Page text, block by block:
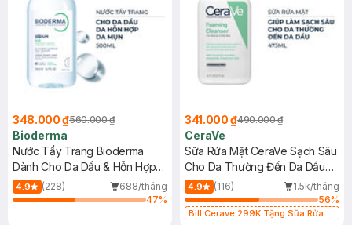
348.000 ₫560.000 ₫
Bioderma
Nước Tẩy Trang Bioderma
Dành Cho Da Dầu & Hỗn Hợp
500ml
4.9 (228)
688/tháng
47%
341.000 ₫490.000 ₫
CeraVe
Sữa Rửa Mặt CeraVe Sạch Sâu
Cho Da Thường Đến Da Dầu
473ml
4.9 (116)
1.5k/tháng
56%
Bill Cerave 299K Tặng Sữa Rửa